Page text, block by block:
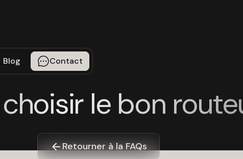
Blog Contact
le bon
Retourner à la FAQs